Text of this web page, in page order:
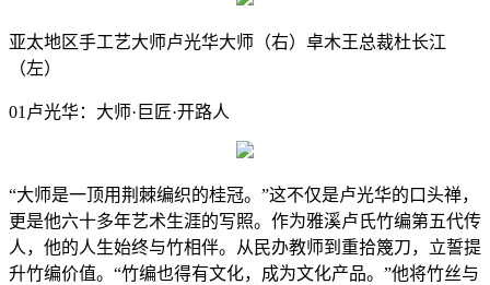
亚太地区手工艺大师卢光华大师（右）卓木王总裁杜长江
（左）
01卢光华：大师·巨匠·开路人
“大师是一顶用荆棘编织的桂冠。”这不仅是卢光华的口头禅，
更是他六十多年艺术生涯的写照。作为雅溪卢氏竹编第五代传
人，他的人生始终与竹相伴。从民办教师到重拾篾刀，立誓提
升竹编价值。“竹编也得有文化，成为文化产品。”他将竹丝与